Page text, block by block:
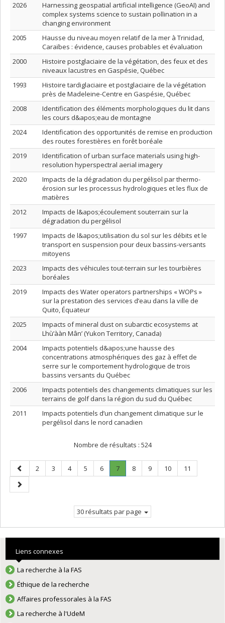
2026
Harnessing geospatial artificial intelligence (GeoAI) and
complex systems science to sustain pollination in a
changing environment
2005
Hausse du niveau moyen relatif de la mer à Trinidad,
Caraïbes : évidence, causes probables et évaluation
2000
Histoire postglaciaire de la végétation, des feux et des
niveaux lacustres en Gaspésie, Québec
1993
Histoire tardiglaciaire et postglaciaire de la végétation
près de Madeleine-Centre en Gaspésie, Québec
2008
Identification des éléments morphologiques du lit dans
les cours d&apos;eau de montagne
2024
Identification des opportunités de remise en production
des routes forestières en forêt boréale
2019
Identification of urban surface materials using high-
resolution hyperspectral aerial imagery
2020
Impacts de la dégradation du pergélisol par thermo-
érosion sur les processus hydrologiques et les flux de
matières
2012
Impacts de l&apos;écoulement souterrain sur la
dégradation du pergélisol
1997
Impacts de l&apos;utilisation du sol sur les débits et le
transport en suspension pour deux bassins-versants
mitoyens
2023
Impacts des véhicules tout-terrain sur les tourbières
boréales
2019
Impacts des Water operators partnerships « WOPs »
sur la prestation des services d’eau dans la ville de
Quito, Équateur
2025
Impacts of mineral dust on subarctic ecosystems at
Lhù’ààn Mân’ (Yukon Territory, Canada)
2004
Impacts potentiels d&apos;une hausse des
concentrations atmosphériques des gaz à effet de
serre sur le comportement hydrologique de trois
bassins versants du Québec
2006
Impacts potentiels des changements climatiques sur les
terrains de golf dans la région du sud du Québec
2011
Impacts potentiels d’un changement climatique sur le
pergélisol dans le nord canadien
Nombre de résultats : 524
Page
précédente
Page
2 Page
3 Page
4 Page
5 Page
6 Page
7.
Page
Page
8 Page
9 Page
10 Page
11
Page
suivante
30 résultats par page
Liens connexes
La recherche à la FAS
Éthique de la recherche
Affaires professorales à la FAS
La recherche à l'UdeM